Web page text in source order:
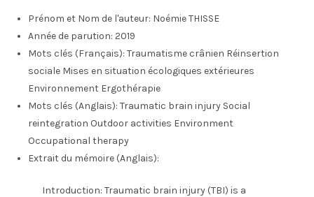
Prénom et Nom de l'auteur: Noémie THISSE
Année de parution: 2019
Mots clés (Français): Traumatisme crânien Réinsertion
sociale Mises en situation écologiques extérieures
Environnement Ergothérapie
Mots clés (Anglais): Traumatic brain injury Social
reintegration Outdoor activities Environment
Occupational therapy
Extrait du mémoire (Anglais):
Introduction: Traumatic brain injury (TBI) is a